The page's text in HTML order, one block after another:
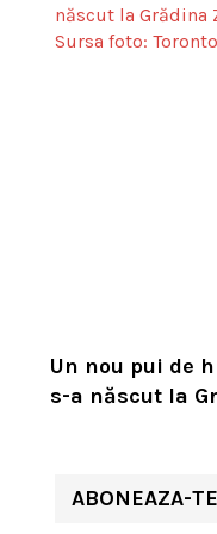
Un nou pui de
s-a născut la
ABONEAZA-